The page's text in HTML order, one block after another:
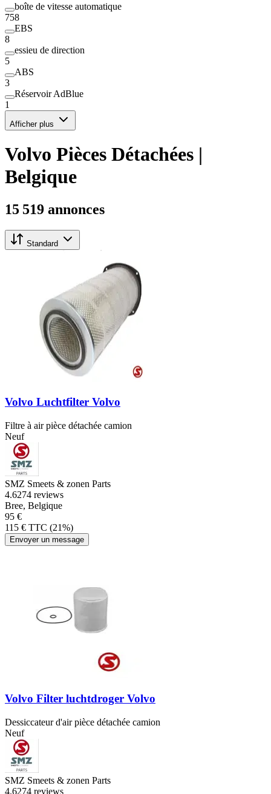
boîte de vitesse automatique
758
EBS
8
essieu de direction
5
ABS
3
Réservoir AdBlue
1
Afficher plus
Volvo Pièces Détachées |
Belgique
15 519 annonces
Standard
Volvo Luchtfilter Volvo
Filtre à air pièce détachée camion
Neuf
SMZ Smeets & zonen Parts
4.6274 reviews
Bree, Belgique
95 €
115 € TTC (21%)
Envoyer un message
Volvo Filter luchtdroger Volvo
Dessiccateur d'air pièce détachée camion
Neuf
SMZ Smeets & zonen Parts
4.6274 reviews